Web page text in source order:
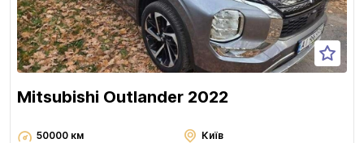
Mitsubishi Outlander 2022
50000 км
Київ